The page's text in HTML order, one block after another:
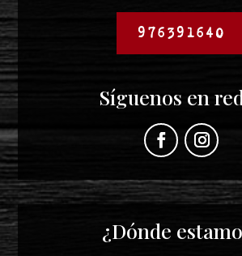
976391640
Síguenos en
¿Dónde